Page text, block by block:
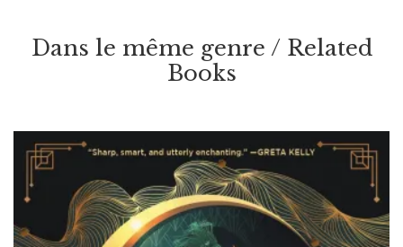
Dans le même genre / Related
Books